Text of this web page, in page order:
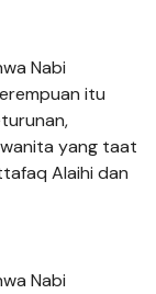
Nabi
itu
yang taat
Alaihi dan
Nabi